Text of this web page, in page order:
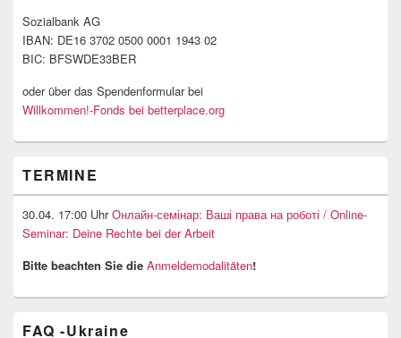
Sozialbank AG
IBAN: DE16 3702 0500 0001 1943 02
BIC: BFSWDE33BER
oder über das Spendenformular bei
Willkommen!-Fonds bei betterplace.org
TERMINE
30.04. 17:00 UhrОнлайн-семінар: Ваші права на роботі / Online-
Seminar: Deine Rechte bei der Arbeit
Bitte beachten Sie die Anmeldemodalitäten!
FAQ -Ukraine